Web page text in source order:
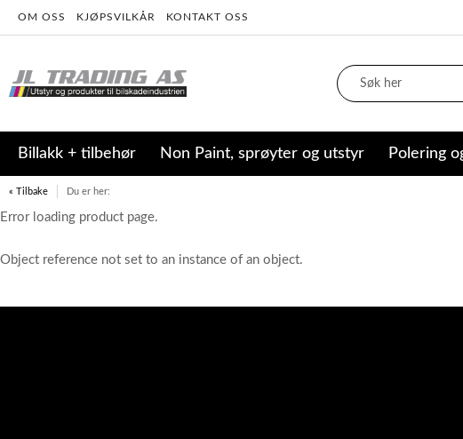
OM OSS KJØPSVILKÅR KONTAKT OSS
Billakk + tilbehør Non Paint, sprøyter og utstyr Polering
« Tilbake Du er her:
Error loading product page.
Object reference not set to an instance of an object.